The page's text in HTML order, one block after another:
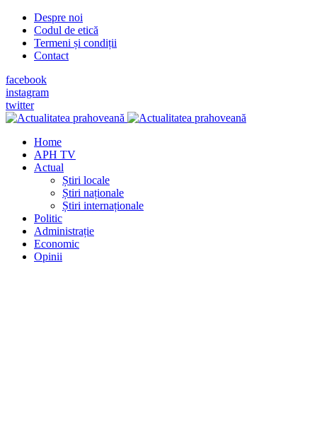
Despre noi
Codul de etică
Termeni și condiții
Contact
facebook
instagram
twitter
Home
APH TV
Actual
Știri locale
Știri naționale
Știri internaționale
Politic
Administrație
Economic
Opinii